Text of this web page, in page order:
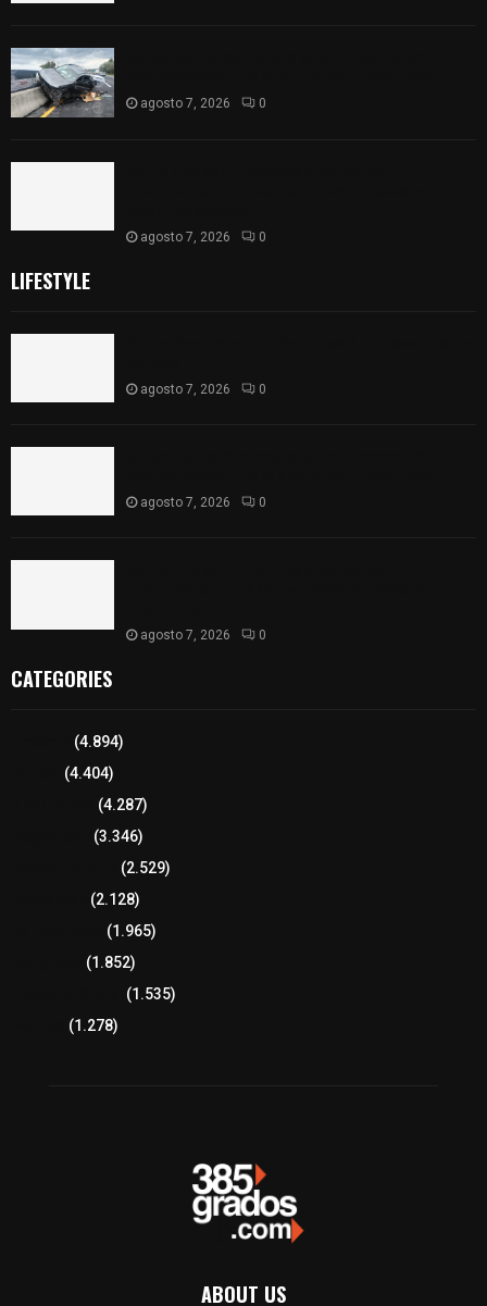
agosto 7, 2026 0
agosto 7, 2026 0
LIFESTYLE
agosto 7, 2026 0
agosto 7, 2026 0
agosto 7, 2026 0
CATEGORIES
(4.894)
(4.404)
(4.287)
(3.346)
(2.529)
(2.128)
(1.965)
(1.852)
(1.535)
(1.278)
ABOUT US